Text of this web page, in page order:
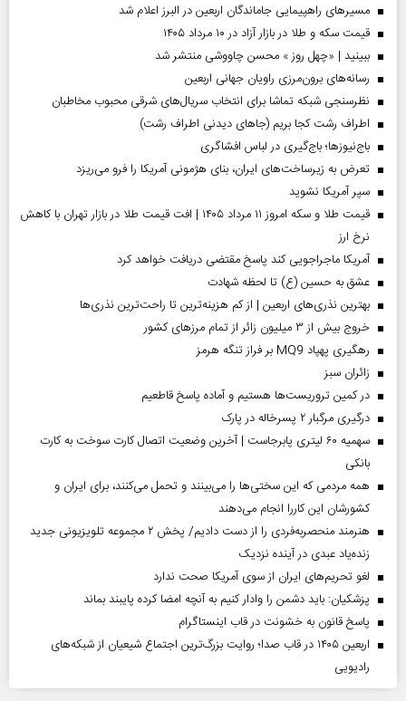
مسیر‌های راهپیمایی جاماندگان اربعین در البرز اعلام شد
قیمت سکه و طلا در بازار آزاد در ۱۰ مرداد ۱۴۰۵
ببینید | «چهل روز » محسن چاووشی منتشر شد
رسانه‌های برون‌مرزی راویان جهانی اربعین
نظرسنجی شبکه تماشا برای انتخاب سریال‌های شرقی محبوب مخاطبان
اطراف رشت کجا بریم (جاهای دیدنی اطراف رشت)
باج‌نیوزها؛ باج‌گیری در لباس افشاگری
تعرض به زیرساخت‌های ایران، بنای هژمونی آمریکا را فرو می‌ریزد
سپر آمریکا نشوید
قیمت طلا و سکه امروز ۱۱ مرداد ۱۴۰۵ | افت قیمت طلا در بازار تهران با کاهش
نرخ ارز
آمریکا ماجراجویی کند پاسخ مقتضی دریافت خواهد کرد
عشق به حسین (ع) تا لحظه شهادت
بهترین نذری‌های اربعین | از کم هزینه‌ترین تا راحت‌ترین نذری‌ها
خروج بیش از ۳ میلیون زائر از تمام مرز‌های کشور
رهگیری پهپاد MQ9 بر فراز تنگه هرمز
‌زائران سبز
در کمین تروریست‌ها هستیم و آماده پاسخ قاطعیم
درگیری مرگبار ۲ پسرخاله در پارک
سهمیه ۶۰ لیتری پابرجاست | آخرین وضعیت اتصال کارت سوخت به کارت
بانکی
همه مردمی که این سختی‌ها را می‌بینند و تحمل می‌کنند، برای ایران و
کشورشان این کاررا انجام می‌دهند
هنرمند منحصر‌به‌فردی را از دست دادیم/ پخش ۲ مجموعه تلویزیونی جدید
زنده‌یاد عبدی در آینده نزدیک
لغو تحریم‌های ایران از سوی آمریکا صحت ندارد
پزشکیان: باید دشمن را وادار کنیم به آنچه امضا کرده پایبند بماند
پاسخ قانون به خشونت در قاب اینستاگرام
اربعین ۱۴۰۵ در قاب صدا؛ روایت بزرگ‌ترین اجتماع شیعیان از شبکه‌های
رادیویی